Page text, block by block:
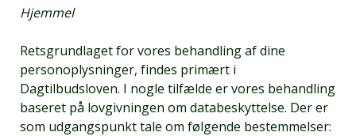
Hjemmel
Retsgrundlaget for vores behandling af dine
personoplysninger, findes primært i
Dagtilbudsloven. I nogle tilfælde er vores behandling
baseret på lovgivningen om databeskyttelse. Der er
som udgangspunkt tale om følgende bestemmelser: